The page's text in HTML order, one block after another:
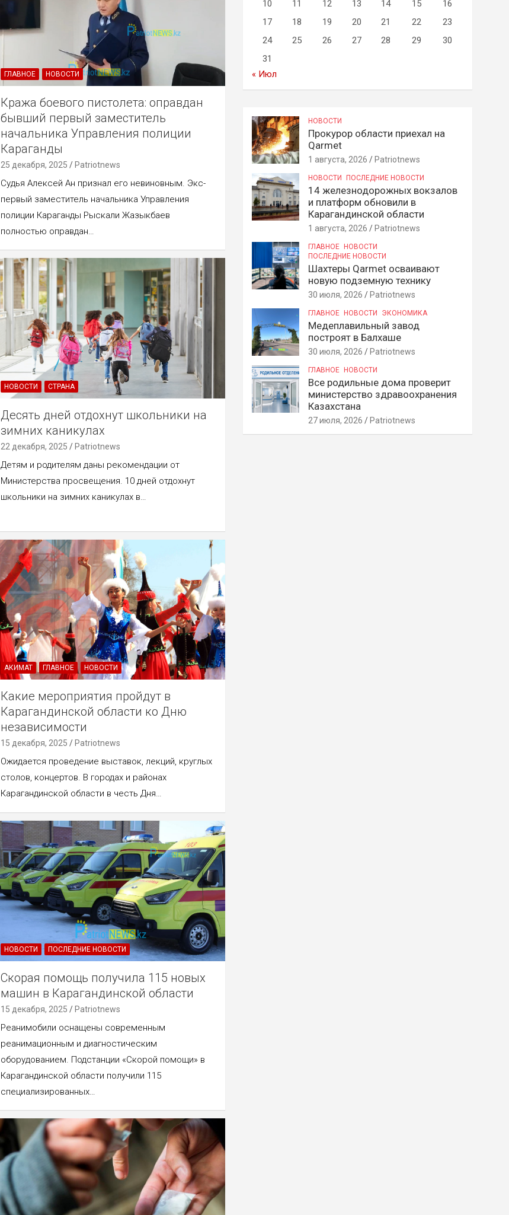
ГЛАВНОЕ НОВОСТИ
Кража боевого пистолета: оправдан
бывший первый заместитель
начальника Управления полиции
Караганды
25 декабря, 2025 Patriotnews
Судья Алексей Ан признал его невиновным. Экс-
первый заместитель начальника Управления
полиции Караганды Рыскали Жазыкбаев
полностью оправдан…
НОВОСТИ СТРАНА
Десять дней отдохнут школьники на
зимних каникулах
22 декабря, 2025 Patriotnews
Детям и родителям даны рекомендации от
Министерства просвещения. 10 дней отдохнут
школьники на зимних каникулах в…
АКИМАТ ГЛАВНОЕ НОВОСТИ
Какие мероприятия пройдут в
Карагандинской области ко Дню
независимости
15 декабря, 2025 Patriotnews
Ожидается проведение выставок, лекций, круглых
столов, концертов. В городах и районах
Карагандинской области в честь Дня…
НОВОСТИ ПОСЛЕДНИЕ НОВОСТИ
Скорая помощь получила 115 новых
машин в Карагандинской области
15 декабря, 2025 Patriotnews
Реанимобили оснащены современным
реанимационным и диагностическим
оборудованием. Подстанции «Скорой помощи» в
Карагандинской области получили 115
специализированных…
10
11 12 13 14 15
16
17
18 19 20 21 22
23
24
25 26 27 28 29
30
31
« Июл
НОВОСТИ
Прокурор области приехал на
Qarmet
1 августа, 2026 Patriotnews
НОВОСТИ ПОСЛЕДНИЕ НОВОСТИ
14 железнодорожных вокзалов
и платформ обновили в
Карагандинской области
1 августа, 2026 Patriotnews
ГЛАВНОЕ
НОВОСТИ
ПОСЛЕДНИЕ НОВОСТИ
Шахтеры Qarmet осваивают
новую подземную технику
30 июля, 2026 Patriotnews
ГЛАВНОЕ НОВОСТИ ЭКОНОМИКА
Медеплавильный завод
построят в Балхаше
30 июля, 2026 Patriotnews
ГЛАВНОЕ НОВОСТИ
Все родильные дома проверит
министерство здравоохранения
Казахстана
27 июля, 2026 Patriotnews